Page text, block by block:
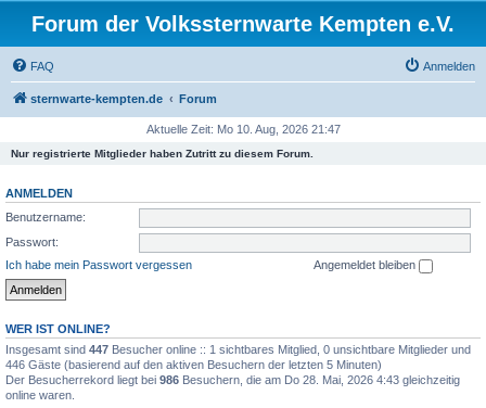
Forum der Volkssternwarte Kempten e.V.
FAQ Anmelden
sternwarte-kempten.de Forum
Aktuelle Zeit: Mo 10. Aug, 2026 21:47
Nur registrierte Mitglieder haben Zutritt zu diesem Forum.
ANMELDEN
Benutzername:
Passwort:
Ich habe mein Passwort vergessen
Angemeldet bleiben
WER IST ONLINE?
Insgesamt sind 447 Besucher online :: 1 sichtbares Mitglied, 0 unsichtbare Mitglieder und
446 Gäste (basierend auf den aktiven Besuchern der letzten 5 Minuten)
Der Besucherrekord liegt bei 986 Besuchern, die am Do 28. Mai, 2026 4:43 gleichzeitig
online waren.